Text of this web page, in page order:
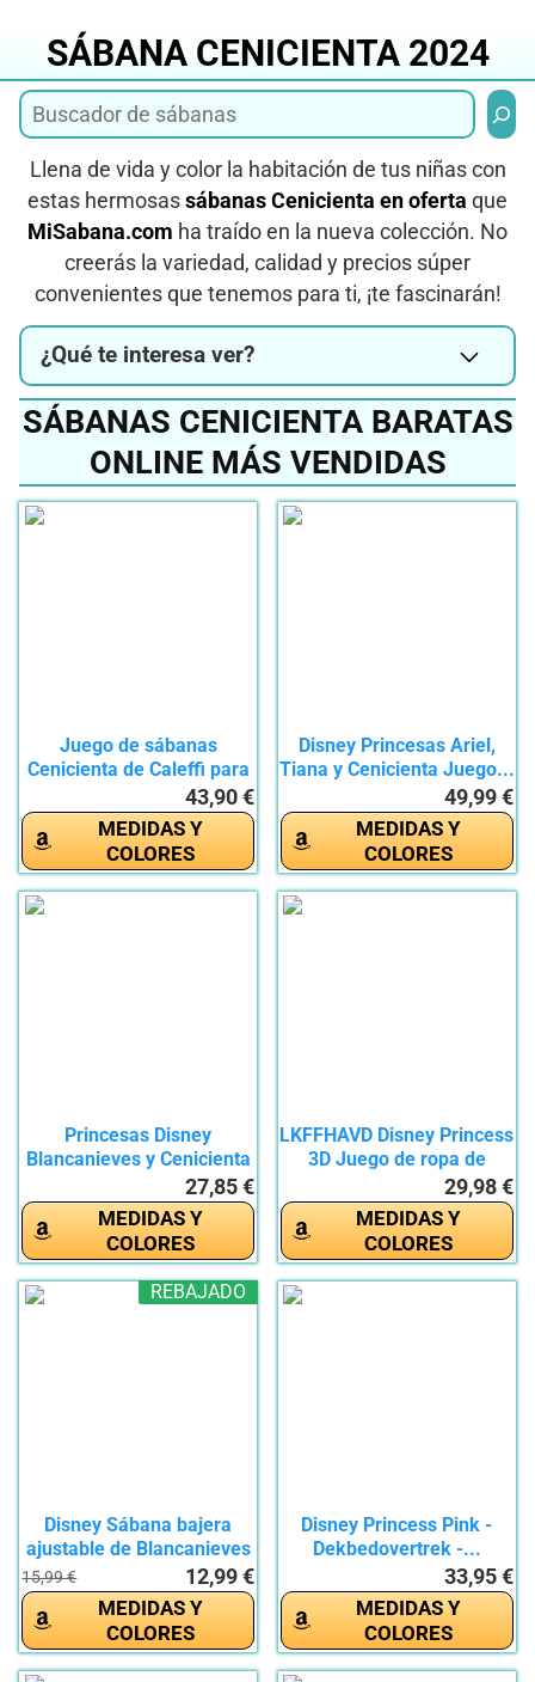
contenidoSÁBANA CENICIENTA 2024
Llena de vida y color la habitación de tus niñas con
estas hermosas sábanas Cenicienta en oferta que
MiSabana.com ha traído en la nueva colección. No
creerás la variedad, calidad y precios súper
convenientes que tenemos para ti, ¡te fascinarán!
¿Qué te interesa ver?
SÁBANAS CENICIENTA BARATAS
ONLINE MÁS VENDIDAS
Juego de sábanas
Cenicienta de Caleffi para
43,90 €
MEDIDAS Y
COLORES
Disney Princesas Ariel,
Tiana y Cenicienta Juego...
49,99 €
MEDIDAS Y
COLORES
Princesas Disney
Blancanieves y Cenicienta
27,85 €
MEDIDAS Y
COLORES
LKFFHAVD Disney Princess
3D Juego de ropa de
29,98 €
MEDIDAS Y
COLORES
REBAJADO
Disney Sábana bajera
ajustable de Blancanieves
15,99 € 12,99 €
MEDIDAS Y
COLORES
Disney Princess Pink -
Dekbedovertrek -...
33,95 €
MEDIDAS Y
COLORES